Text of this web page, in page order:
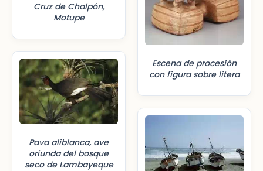
Cruz de Chalpón,
Motupe
Pava aliblanca, ave
oriunda del bosque
seco de Lambayeque
Escena de procesión
con figura sobre litera